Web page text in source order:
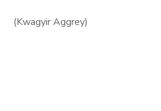
(Kwagyir Aggrey)